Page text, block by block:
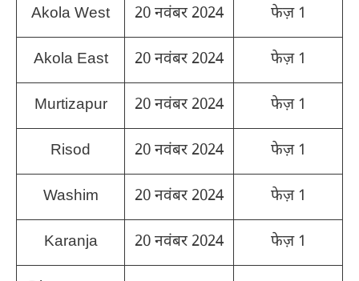
Akola West 20 नवंबर 2024 फेज़ 1
Akola East 20 नवंबर 2024 फेज़ 1
Murtizapur 20 नवंबर 2024 फेज़ 1
Risod 20 नवंबर 2024 फेज़ 1
Washim 20 नवंबर 2024 फेज़ 1
Karanja 20 नवंबर 2024 फेज़ 1